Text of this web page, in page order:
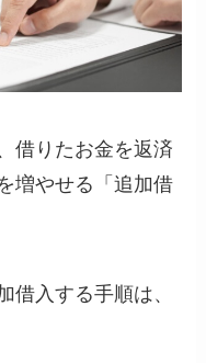
借りたお金を返済
増やせる「追加借
借入する手順は、